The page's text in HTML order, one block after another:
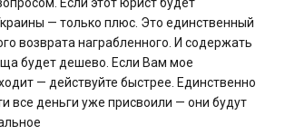
— только плюс. Это единственный
возврата награбленного. И содержать
будет дешево. Если Вам мое
— действуйте быстрее. Единственно
все деньги уже присвоили — они будут